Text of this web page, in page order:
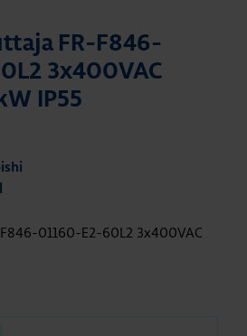
FR-F846-
3x400VAC
IP55
01160-E2-60L2 3x400VAC